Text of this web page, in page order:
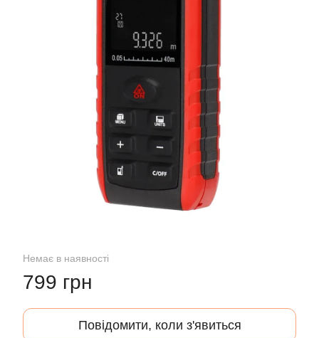
Немає в наявності
799 грн
Повідомити, коли з'явиться